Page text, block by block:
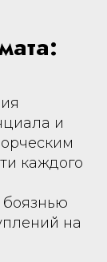
и
каждого
боязнью
на